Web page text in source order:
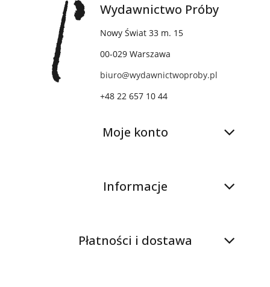
Wydawnictwo Próby
Nowy Świat 33 m. 15
00-029 Warszawa
biuro@wydawnictwoproby.pl
+48 22 657 10 44
Moje konto
Informacje
Płatności i dostawa